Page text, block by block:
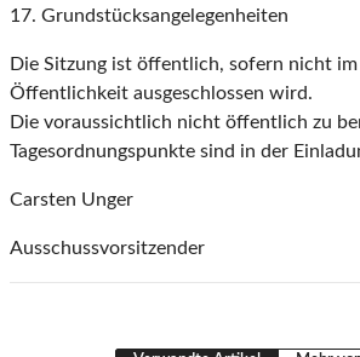
17. Grundstücksangelegenheiten
Die Sitzung ist öffentlich, sofern nicht
Öffentlichkeit ausgeschlossen wird.
Die voraussichtlich nicht öffentlich zu
Tagesordnungspunkte sind in der
Carsten Unger
Ausschussvorsitzender